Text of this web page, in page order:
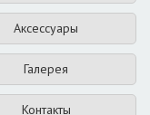
Аксессуары
Галерея
Контакты